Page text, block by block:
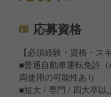
応募資格
【必須経験・資格・ス
■普通自動車運転免許
両使用の可能性あり
■短大 / 専門 / 四大卒以